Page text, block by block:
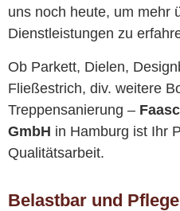
uns noch heute, um mehr
Dienstleistungen zu
Ob Parkett, Dielen,
Fließestrich, div. weitere
Treppensanierung –
GmbH in Hamburg ist Ihr
Qualitätsarbeit.
Belastbar und